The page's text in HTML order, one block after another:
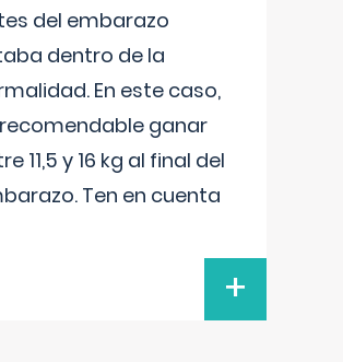
del embarazo
dentro de la
En este caso,
ganar
11,5 y 16 kg al final del
Ten en cuenta
+